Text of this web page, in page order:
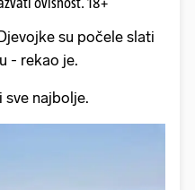
su počele slati
- rekao je.
najbolje.